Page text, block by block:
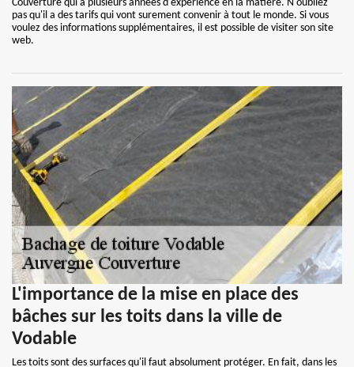
Couverture qui a plusieurs années d'expérience en la matière. N'oubliez
pas qu'il a des tarifs qui vont surement convenir à tout le monde. Si vous
voulez des informations supplémentaires, il est possible de visiter son site
web.
L'importance de la mise en place des
bâches sur les toits dans la ville de
Vodable
Les toits sont des surfaces qu'il faut absolument protéger. En fait, dans les